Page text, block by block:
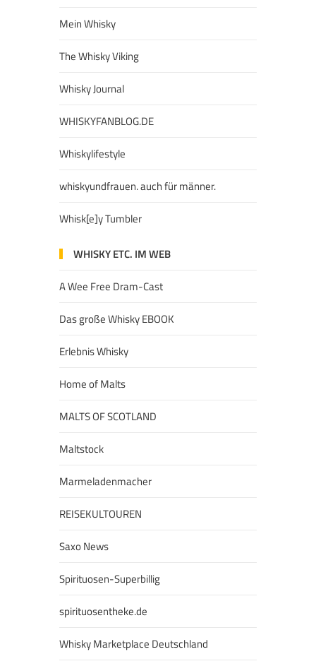
Mein Whisky
The Whisky Viking
Whisky Journal
WHISKYFANBLOG.DE
Whiskylifestyle
whiskyundfrauen. auch für männer.
Whisk[e]y Tumbler
WHISKY ETC. IM WEB
A Wee Free Dram-Cast
Das große Whisky EBOOK
Erlebnis Whisky
Home of Malts
MALTS OF SCOTLAND
Maltstock
Marmeladenmacher
REISEKULTOUREN
Saxo News
Spirituosen-Superbillig
spirituosentheke.de
Whisky Marketplace Deutschland